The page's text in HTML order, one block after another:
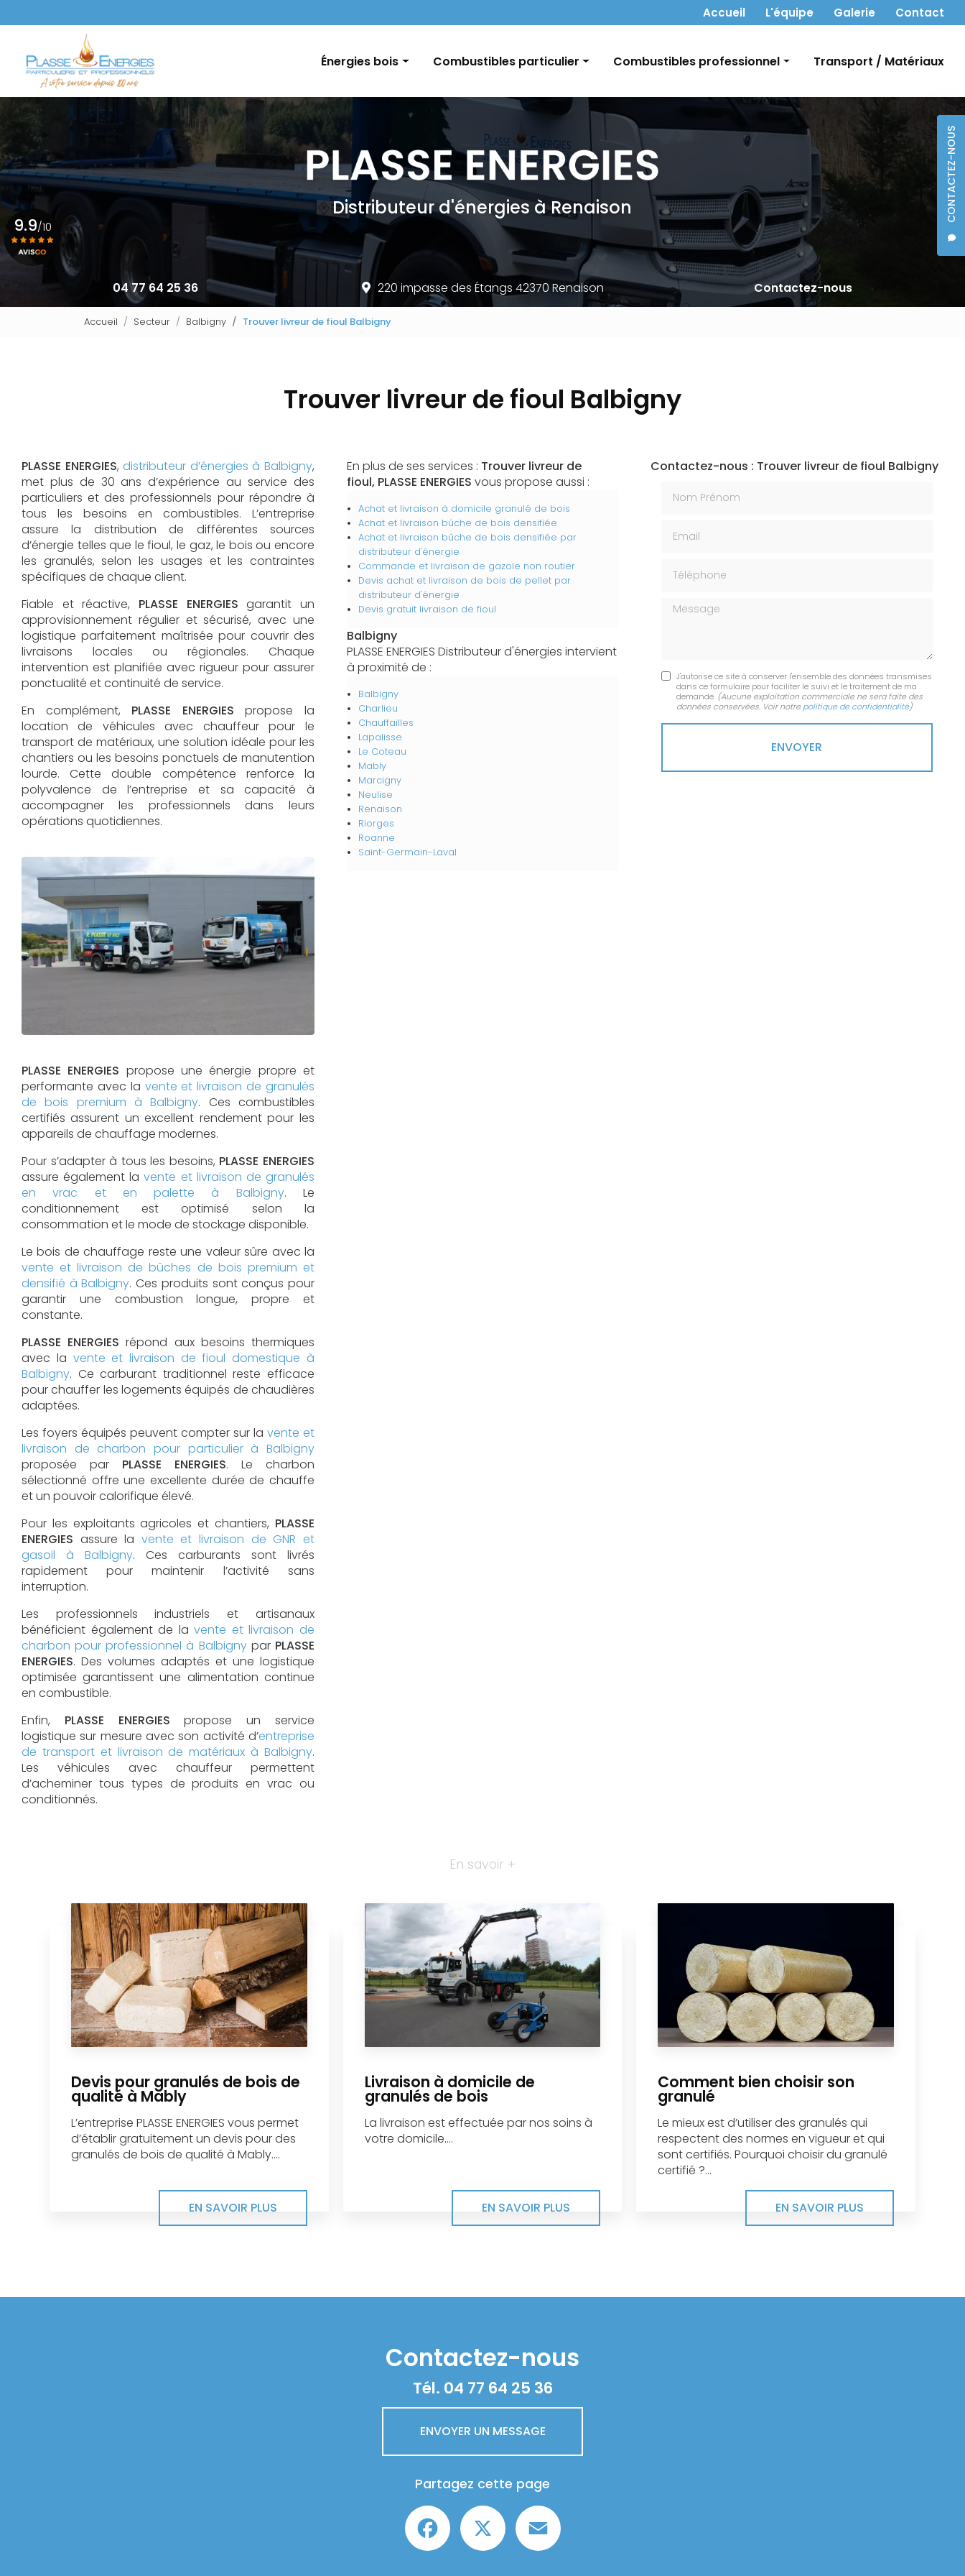
au
principal
CONTACTEZ-NOUS
Navigation secondaireAccueil L'équipe Galerie Contact
Énergies bois
Pellets / Granulés de bois
Granulés vrac / palette
Bûches
Conseils et informations
Combustibles particulier
Fioul domestique
Charbon
Combustibles professionnel
Charbon
Transport / Matériaux
Distributeur d'énergies à Renaison
04 77 64 25 36 220 impasse des Étangs 42370 Renaison Contactez-nous
9.9/10
Accueil Secteur Balbigny Trouver livreur de fioul Balbigny
Trouver livreur de fioul Balbigny
PLASSE ENERGIES,distributeur d’énergies à Balbigny,
met plus de 30 ans d’expérience au service des
particuliers et des professionnels pour répondre à
tous les besoins en combustibles. L’entreprise
assure la distribution de différentes sources
d’énergie telles que le fioul, le gaz, le bois ou encore
les granulés, selon les usages et les contraintes
spécifiques de chaque client.
Fiable et réactive, PLASSE ENERGIES garantit un
approvisionnement régulier et sécurisé, avec une
logistique parfaitement maîtrisée pour couvrir des
livraisons locales ou régionales. Chaque
intervention est planifiée avec rigueur pour assurer
ponctualité et continuité de service.
En complément, PLASSE ENERGIES propose la
location de véhicules avec chauffeur pour le
transport de matériaux, une solution idéale pour les
chantiers ou les besoins ponctuels de manutention
lourde. Cette double compétence renforce la
polyvalence de l’entreprise et sa capacité à
accompagner les professionnels dans leurs
opérations quotidiennes.
PLASSE ENERGIES propose une énergie propre et
performante avec la vente et livraison de granulés
de bois premium à Balbigny. Ces combustibles
certifiés assurent un excellent rendement pour les
appareils de chauffage modernes.
Pour s’adapter à tous les besoins, PLASSE ENERGIES
assure également lavente et livraison de granulés
en vrac et en palette à Balbigny. Le
conditionnement est optimisé selon la
consommation et le mode de stockage disponible.
Le bois de chauffage reste une valeur sûre avec la
vente et livraison de bûches de bois premium et
densifié à Balbigny. Ces produits sont conçus pour
garantir une combustion longue, propre et
constante.
PLASSE ENERGIES répond aux besoins thermiques
avec la vente et livraison de fioul domestique à
Balbigny. Ce carburant traditionnel reste efficace
pour chauffer les logements équipés de chaudières
adaptées.
Les foyers équipés peuvent compter sur la vente et
livraison de charbon pour particulier à Balbigny
proposée par PLASSE ENERGIES. Le charbon
sélectionné offre une excellente durée de chauffe
et un pouvoir calorifique élevé.
Pour les exploitants agricoles et chantiers, PLASSE
ENERGIES assure la vente et livraison de GNR et
gasoil à Balbigny. Ces carburants sont livrés
rapidement pour maintenir l’activité sans
interruption.
Les professionnels industriels et artisanaux
bénéficient également de lavente et livraison de
charbon pour professionnel à Balbignypar PLASSE
ENERGIES. Des volumes adaptés et une logistique
optimisée garantissent une alimentation continue
en combustible.
Enfin, PLASSE ENERGIES propose un service
logistique sur mesure avec son activité d’entreprise
de transport et livraison de matériaux à Balbigny.
Les véhicules avec chauffeur permettent
d’acheminer tous types de produits en vrac ou
conditionnés.
En plus de ses services : Trouver livreur de
fioul, PLASSE ENERGIES vous propose aussi :
Achat et livraison à domicile granulé de bois
Achat et livraison bûche de bois densifiée
Achat et livraison bûche de bois densifiée par
distributeur d'énergie
Commande et livraison de gazole non routier
Devis achat et livraison de bois de pellet par
distributeur d'énergie
Devis gratuit livraison de fioul
Balbigny
PLASSE ENERGIES Distributeur d'énergies intervient
à proximité de :
Balbigny
Charlieu
Chauffailles
Lapalisse
Le Coteau
Mably
Marcigny
Neulise
Renaison
Riorges
Roanne
Saint-Germain-Laval
Contactez-nous : Trouver livreur de fioul Balbigny
Message
J'autorise ce site à conserver l'ensemble des données transmises
dans ce formulaire pour faciliter le suivi et le traitement de ma
demande. (Aucune exploitation commerciale ne sera faite des
données conservées. Voir notre politique de confidentialité)
En savoir +
Devis pour granulés de bois de
qualité à Mably
L’entreprise PLASSE ENERGIES vous permet
d’établir gratuitement un devis pour des
granulés de bois de qualité à Mably....
EN SAVOIR PLUS
Livraison à domicile de
granulés de bois
La livraison est effectuée par nos soins à
votre domicile....
EN SAVOIR PLUS
Comment bien choisir son
granulé
Le mieux est d’utiliser des granulés qui
respectent des normes en vigueur et qui
sont certifiés. Pourquoi choisir du granulé
certifié ?...
EN SAVOIR PLUS
Contactez-nous
Tél. 04 77 64 25 36
ENVOYER UN MESSAGE
Partagez cette page
Facebook